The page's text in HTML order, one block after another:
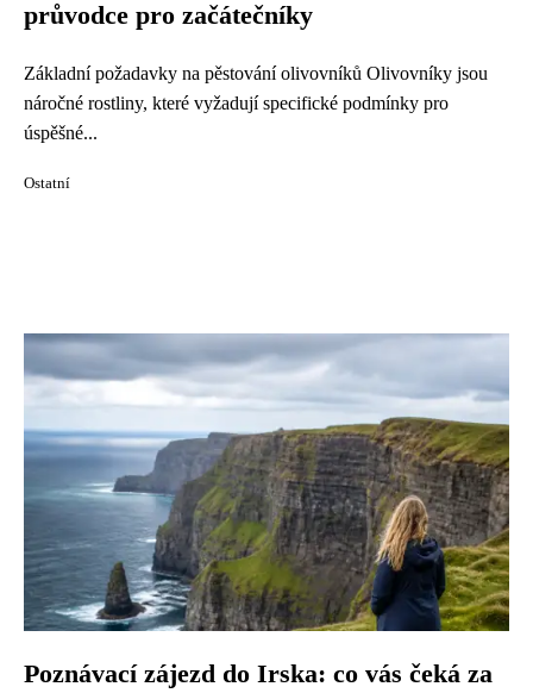
průvodce pro začátečníky
Základní požadavky na pěstování olivovníků Olivovníky jsou
náročné rostliny, které vyžadují specifické podmínky pro
úspěšné...
Ostatní
Poznávací zájezd do Irska: co vás čeká za